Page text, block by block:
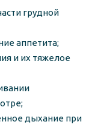
грудной
аппетита;
и их тяжелое
дыхание при